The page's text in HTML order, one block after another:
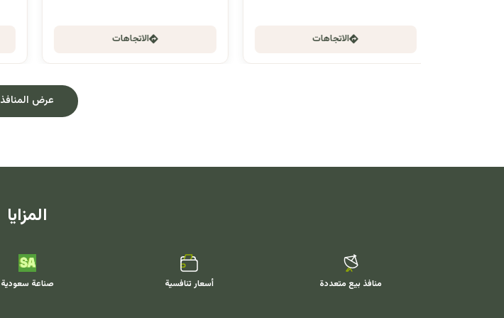
الاتجاهات الاتجاهات
عرض المنافذ
المزايا
منافذ بيع متعددة أسعار تنافسية صناعة سعودية